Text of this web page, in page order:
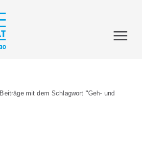
Beiträge mit dem Schlagwort "Geh- und